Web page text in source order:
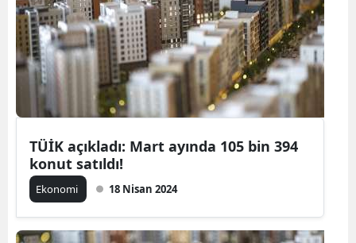
TÜİK açıkladı: Mart ayında 105 bin 394
konut satıldı!
Ekonomi 18 Nisan 2024